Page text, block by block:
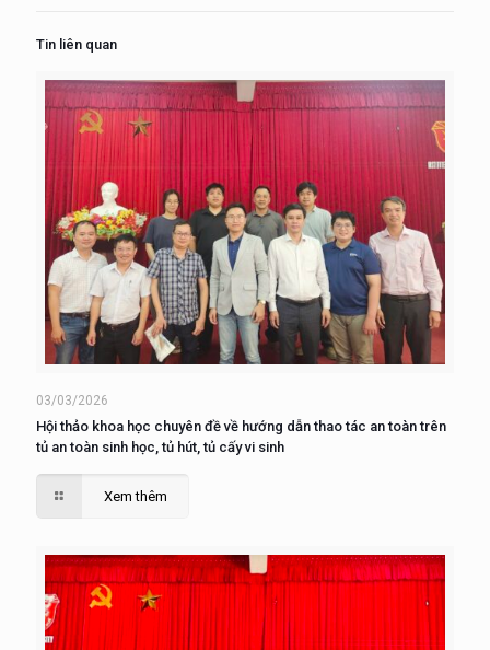
Tin liên quan
03/03/2026
Hội thảo khoa học chuyên đề về hướng dẫn thao tác an toàn trên
tủ an toàn sinh học, tủ hút, tủ cấy vi sinh
Xem thêm